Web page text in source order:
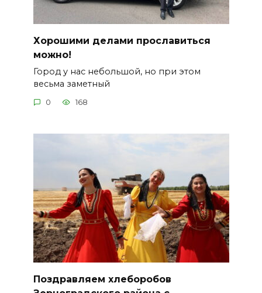
Хорошими делами прославиться
можно!
Город у нас небольшой, но при этом
весьма заметный
0 168
Поздравляем хлеборобов